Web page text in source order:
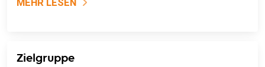
Zielgruppe